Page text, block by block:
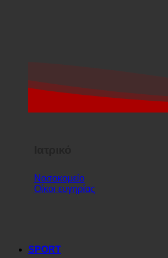
Νοσοκομείο
Οίκοι ευγηρίας
SPORT